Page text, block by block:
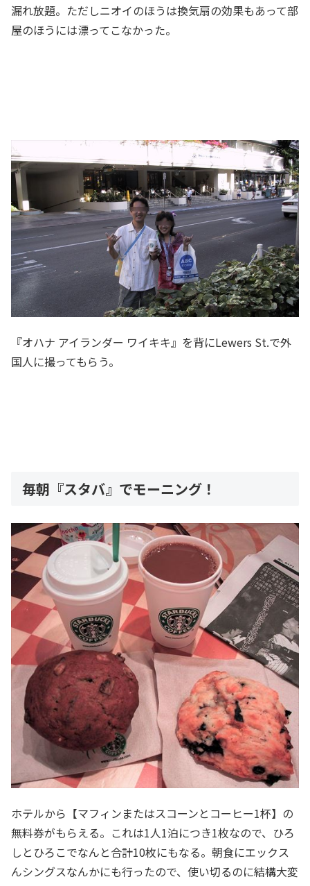
漏れ放題。ただしニオイのほうは換気扇の効果もあって部
屋のほうには漂ってこなかった。
『オハナ アイランダー ワイキキ』を背にLewers St.で外
国人に撮ってもらう。
毎朝『スタバ』でモーニング！
ホテルから【マフィンまたはスコーンとコーヒー1杯】の
無料券がもらえる。これは1人1泊につき1枚なので、ひろ
しとひろこでなんと合計10枚にもなる。朝食にエックス
んシングスなんかにも行ったので、使い切るのに結構大変